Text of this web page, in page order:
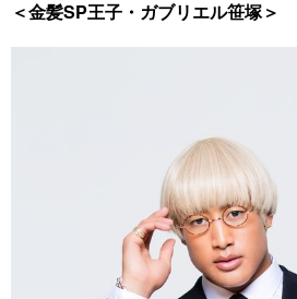
＜金髪SP王子・ガブリエル笹塚＞